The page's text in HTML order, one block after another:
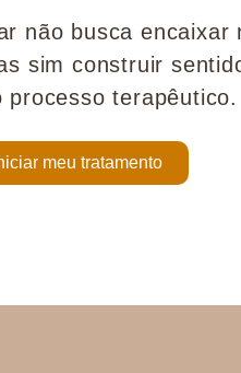
não busca encaixar
sim construir
processo terapêutico.
meu tratamento